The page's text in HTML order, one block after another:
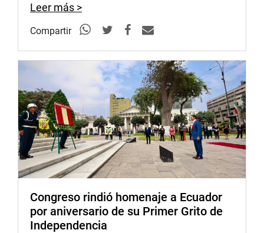
Leer más >
Compartir
Congreso rindió homenaje a Ecuador
por aniversario de su Primer Grito de
Independencia